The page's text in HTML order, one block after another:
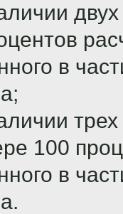
в
100
в